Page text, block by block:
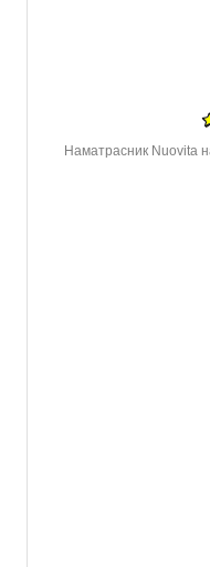
Наматрасник Nuovita